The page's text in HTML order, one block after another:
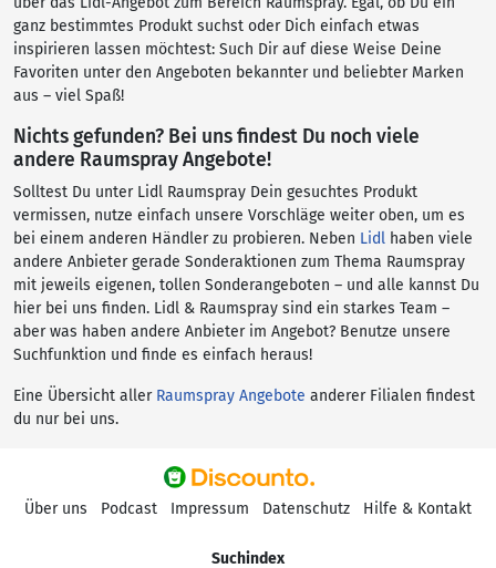
ganz bestimmtes Produkt suchst oder Dich einfach etwas
inspirieren lassen möchtest: Such Dir auf diese Weise Deine
Favoriten unter den Angeboten bekannter und beliebter Marken
aus – viel Spaß!
Nichts gefunden? Bei uns findest Du noch viele
andere Raumspray Angebote!
Solltest Du unter Lidl Raumspray Dein gesuchtes Produkt
vermissen, nutze einfach unsere Vorschläge weiter oben, um es
bei einem anderen Händler zu probieren. Neben Lidl haben viele
andere Anbieter gerade Sonderaktionen zum Thema Raumspray
mit jeweils eigenen, tollen Sonderangeboten – und alle kannst Du
hier bei uns finden. Lidl & Raumspray sind ein starkes Team –
aber was haben andere Anbieter im Angebot? Benutze unsere
Suchfunktion und finde es einfach heraus!
Eine Übersicht aller Raumspray Angebote anderer Filialen findest
du nur bei uns.
Über uns Podcast Impressum Datenschutz Hilfe & Kontakt
Suchindex